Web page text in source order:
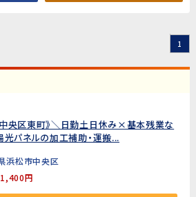
1
央区東町》＼日勤土日休み×基本残業な
光パネルの加工補助・運搬...
浜松市中央区
円